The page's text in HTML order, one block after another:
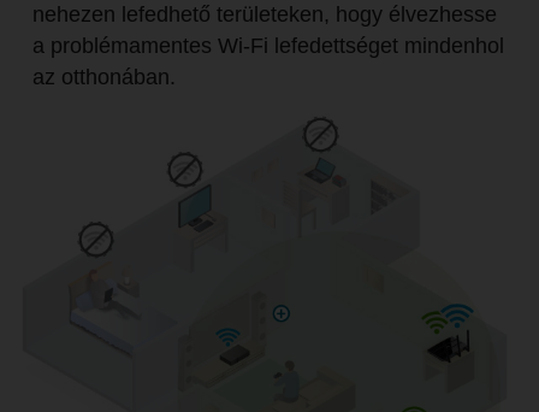
nehezen lefedhető területeken, hogy élvezhesse
a problémamentes Wi-Fi lefedettséget mindenhol
az otthonában.